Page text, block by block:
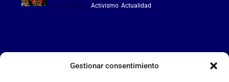
Gestionar consentimiento
Jul 15, 2026 |Activismo ,Actualidad
LA FALANGE